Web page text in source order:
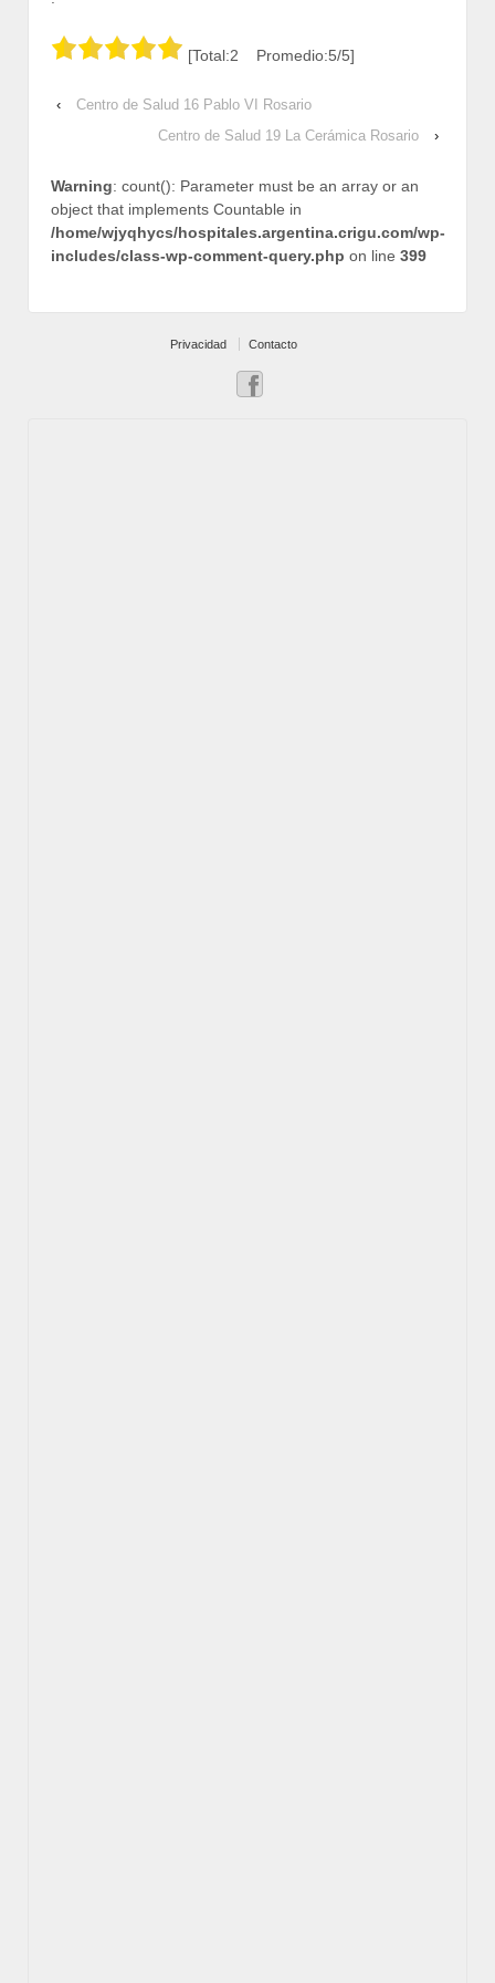
[Total:2 Promedio:5/5]
‹
Centro de Salud 16 Pablo VI Rosario
Centro de Salud 19 La Cerámica Rosario
›
Warning: count(): Parameter must be an array or an
object that implements Countable in
/home/wjyqhycs/hospitales.argentina.crigu.com/wp-
includes/class-wp-comment-query.php on line 399
Privacidad Contacto